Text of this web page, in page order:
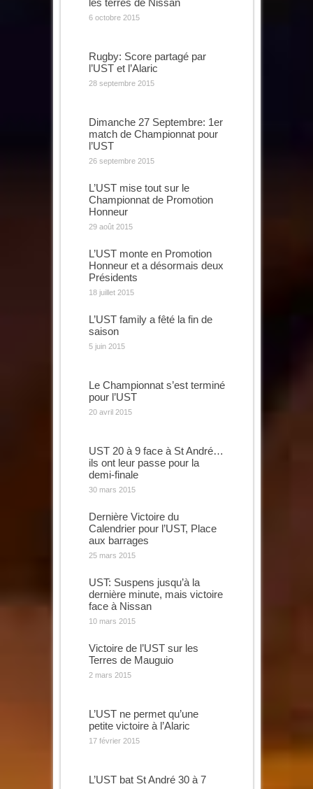
6 octobre 2015
Rugby: Score partagé par
l’UST et l’Alaric
28 septembre 2015
Dimanche 27 Septembre: 1er
match de Championnat pour
l’UST
26 septembre 2015
L’UST mise tout sur le
Championnat de Promotion
Honneur
29 août 2015
L’UST monte en Promotion
Honneur et a désormais deux
Présidents
18 juillet 2015
L’UST family a fêté la fin de
saison
5 juin 2015
Le Championnat s’est terminé
pour l’UST
20 avril 2015
UST 20 à 9 face à St André…
ils ont leur passe pour la
demi-finale
30 mars 2015
Dernière Victoire du
Calendrier pour l’UST, Place
aux barrages
25 mars 2015
UST: Suspens jusqu’à la
dernière minute, mais victoire
face à Nissan
10 mars 2015
Victoire de l’UST sur les
Terres de Mauguio
2 mars 2015
L’UST ne permet qu’une
petite victoire à l’Alaric
17 février 2015
L’UST bat St André 30 à 7